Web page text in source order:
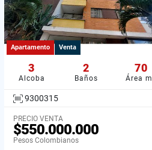
Apartamento Venta
3
Alcoba
2
Baños
70
Área m
9300315
PRECIO VENTA
$550.000.000
Pesos Colombianos